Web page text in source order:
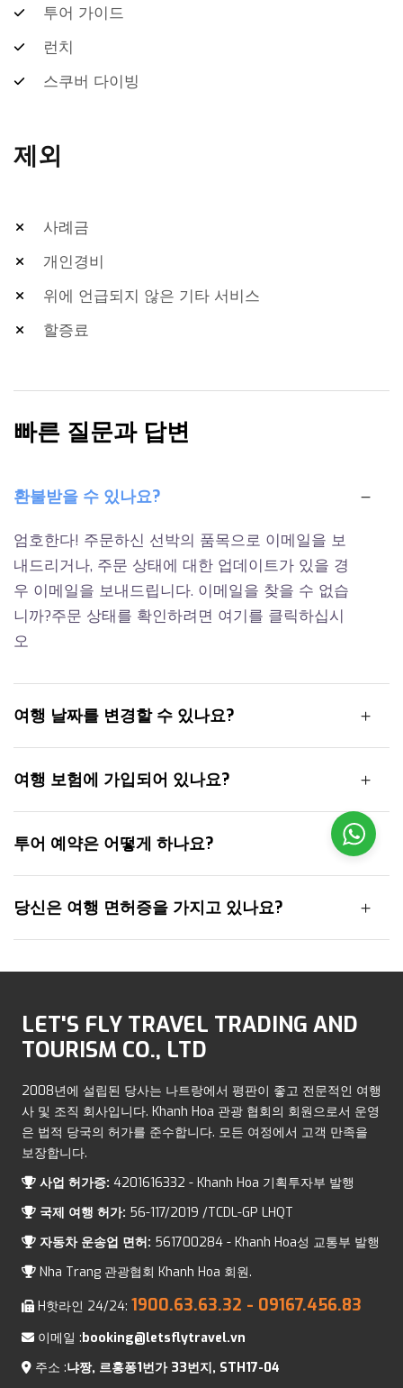
투어 가이드
런치
스쿠버 다이빙
제외
사례금
개인경비
위에 언급되지 않은 기타 서비스
할증료
빠른 질문과 답변
환불받을 수 있나요?
엄호한다! 주문하신 선박의 품목으로 이메일을 보
내드리거나, 주문 상태에 대한 업데이트가 있을 경
우 이메일을 보내드립니다. 이메일을 찾을 수 없습
니까?주문 상태를 확인하려면 여기를 클릭하십시
오
여행 날짜를 변경할 수 있나요?
여행 보험에 가입되어 있나요?
투어 예약은 어떻게 하나요?
당신은 여행 면허증을 가지고 있나요?
LET'S FLY TRAVEL TRADING AND
TOURISM CO., LTD
2008년에 설립된 당사는 나트랑에서 평판이 좋고 전문적인 여행
사 및 조직 회사입니다. Khanh Hoa 관광 협회의 회원으로서 운영
은 법적 당국의 허가를 준수합니다. 모든 여정에서 고객 만족을
보장합니다.
사업 허가증: 4201616332 - Khanh Hoa 기획투자부 발행
국제 여행 허가: 56-117/2019 /TCDL-GP LHQT
자동차 운송업 면허: 561700284 - Khanh Hoa성 교통부 발행
Nha Trang 관광협회 Khanh Hoa 회원.
H핫라인 24/24: 1900.63.63.32 - 09167.456.83
이메일 :booking@letsflytravel.vn
주소 :냐짱, 르홍퐁1번가 33번지, STH17-04